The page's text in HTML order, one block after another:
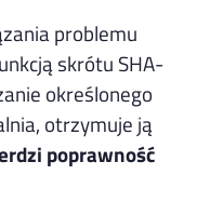
problemu
skrótu SHA-
określonego
otrzymuje ją
poprawność